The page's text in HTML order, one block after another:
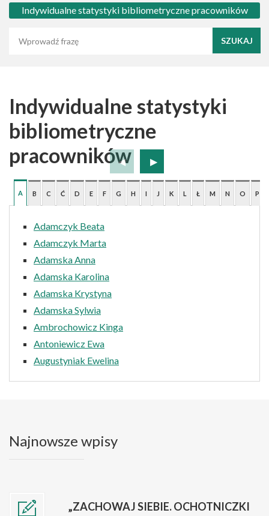
Indywidualne statystyki bibliometryczne pracowników
Indywidualne statystyki
bibliometryczne
pracowników
A B C Ć D E F G H I J K L Ł M N O P
Adamczyk Beata
Adamczyk Marta
Adamska Anna
Adamska Karolina
Adamska Krystyna
Adamska Sylwia
Ambrochowicz Kinga
Antoniewicz Ewa
Augustyniak Ewelina
Najnowsze wpisy
„ZACHOWAJ SIEBIE. OCHOTNICZKI